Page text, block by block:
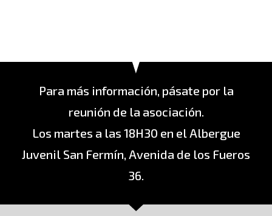
Para más información, pásate por la
reunión de la asociación.
Los martes a las 18H30 en el Albergue
Juvenil San Fermín, Avenida de los Fueros
36.